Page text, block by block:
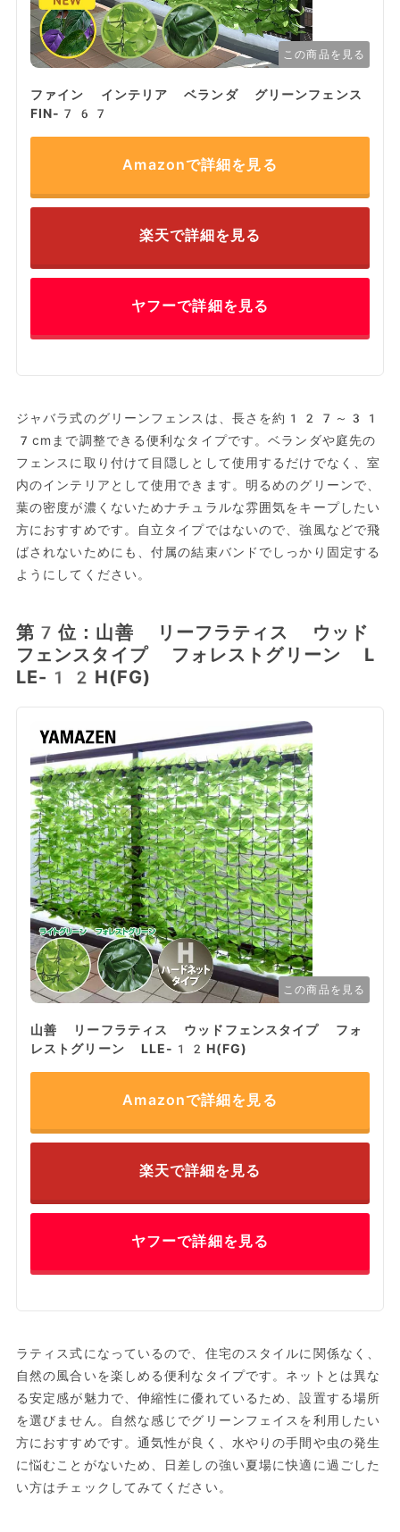
この商品を見る
ファイン インテリア ベランダ グリーンフェンス
FIN-767
Amazonで詳細を見る
楽天で詳細を見る
ヤフーで詳細を見る
ジャバラ式のグリーンフェンスは、長さを約127～31
7cmまで調整できる便利なタイプです。ベランダや庭先の
フェンスに取り付けて目隠しとして使用するだけでなく、室
内のインテリアとして使用できます。明るめのグリーンで、
葉の密度が濃くないためナチュラルな雰囲気をキープしたい
方におすすめです。自立タイプではないので、強風などで飛
ばされないためにも、付属の結束バンドでしっかり固定する
ようにしてください。
第7位：山善 リーフラティス ウッド
フェンスタイプ フォレストグリーン L
LE-12H(FG)
この商品を見る
山善 リーフラティス ウッドフェンスタイプ フォ
レストグリーン LLE-12H(FG)
Amazonで詳細を見る
楽天で詳細を見る
ヤフーで詳細を見る
ラティス式になっているので、住宅のスタイルに関係なく、
自然の風合いを楽しめる便利なタイプです。ネットとは異な
る安定感が魅力で、伸縮性に優れているため、設置する場所
を選びません。自然な感じでグリーンフェイスを利用したい
方におすすめです。通気性が良く、水やりの手間や虫の発生
に悩むことがないため、日差しの強い夏場に快適に過ごした
い方はチェックしてみてください。